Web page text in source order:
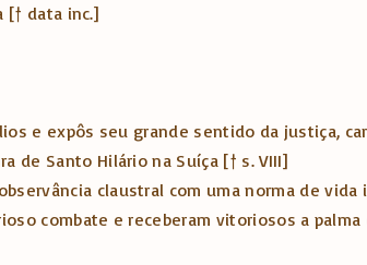
[† data inc.]
e expôs seu grande sentido da justiça,
de Santo Hilário na Suíça [† s. VIII]
claustral com uma norma de
combate e receberam vitoriosos a